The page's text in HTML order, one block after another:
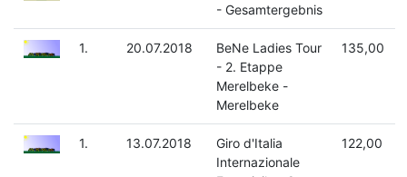
- Gesamtergebnis
1. 20.07.2018
BeNe Ladies Tour
- 2. Etappe
Merelbeke -
Merelbeke
135,00
1. 13.07.2018
Giro d'Italia
Internazionale
122,00